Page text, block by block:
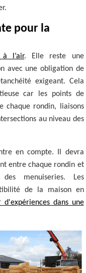
pour la
à l’air. Elle reste une
avec une obligation de
exigeant. Cela
car les points de
chaque rondin, liaisons
au niveau des
en compte. Il devra
entre chaque rondin et
des menuiseries. Les
de la maison en
dans une